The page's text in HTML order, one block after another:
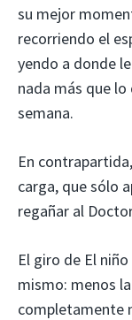
su mejor
recorriendo el
yendo a donde
nada más que
semana.
En
carga, que sólo
regañar al
El giro de El
mismo: menos
completamente